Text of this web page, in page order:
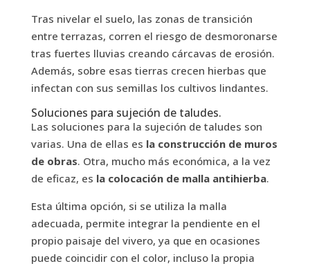
Tras nivelar el suelo, las zonas de transición
entre terrazas, corren el riesgo de desmoronarse
tras fuertes lluvias creando cárcavas de erosión.
Además, sobre esas tierras crecen hierbas que
infectan con sus semillas los cultivos lindantes.
Soluciones para sujeción de taludes.
Las soluciones para la sujeción de taludes son
varias. Una de ellas es la construcción de muros
de obras. Otra, mucho más económica, a la vez
de eficaz, es la colocación de malla antihierba.
Esta última opción, si se utiliza la malla
adecuada, permite integrar la pendiente en el
propio paisaje del vivero, ya que en ocasiones
puede coincidir con el color, incluso la propia